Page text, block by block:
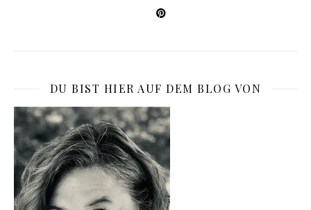
DU BIST HIER AUF DEM BLOG VON